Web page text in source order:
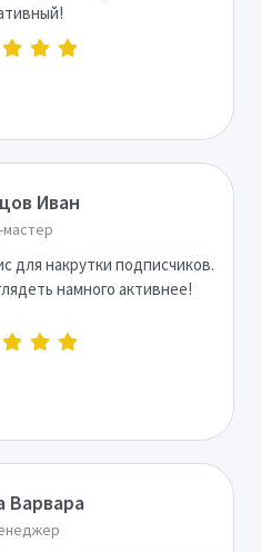
Иван
для накрутки подписчиков.
намного активнее!
Варвара